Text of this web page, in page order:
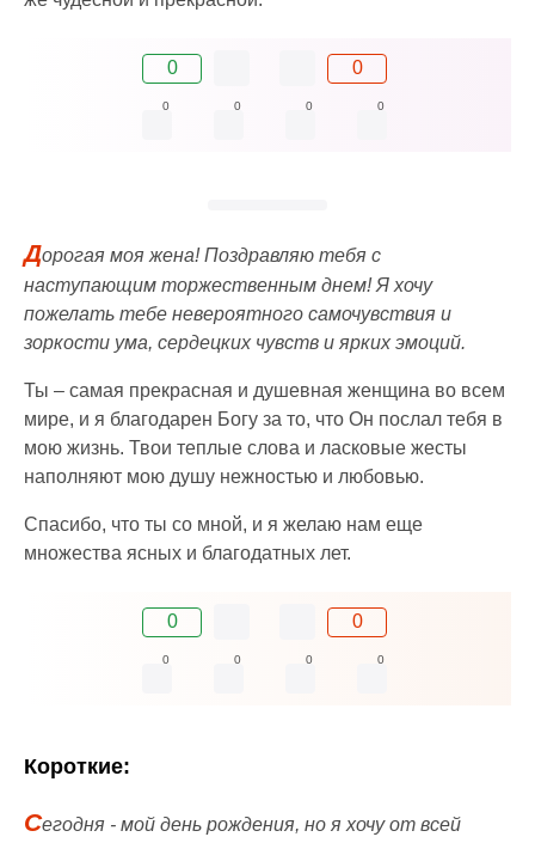
0 0
0 0 0 0
Дорогая моя жена! Поздравляю тебя с
наступающим торжественным днем! Я хочу
пожелать тебе невероятного самочувствия и
зоркости ума, сердецких чувств и ярких эмоций.
Ты – самая прекрасная и душевная женщина во всем
мире, и я благодарен Богу за то, что Он послал тебя в
мою жизнь. Твои теплые слова и ласковые жесты
наполняют мою душу нежностью и любовью.
Спасибо, что ты со мной, и я желаю нам еще
множества ясных и благодатных лет.
0 0
0 0 0 0
Короткие:
Сегодня - мой день рождения, но я хочу от всей